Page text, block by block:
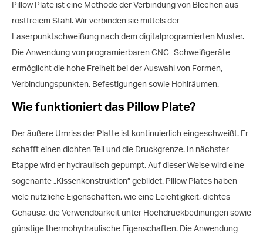
Pillow Plate ist eine Methode der Verbindung von Blechen aus
rostfreiem Stahl. Wir verbinden sie mittels der
Laserpunktschweißung nach dem digitalprogramierten Muster.
Die Anwendung von programierbaren CNC -Schweißgeräte
ermöglicht die hohe Freiheit bei der Auswahl von Formen,
Verbindungspunkten, Befestigungen sowie Hohlräumen.
Wie funktioniert das Pillow Plate?
Der äußere Umriss der Platte ist kontinuierlich eingeschweißt. Er
schafft einen dichten Teil und die Druckgrenze. In nächster
Etappe wird er hydraulisch gepumpt. Auf dieser Weise wird eine
sogenante „Kissenkonstruktion” gebildet. Pillow Plates haben
viele nützliche Eigenschaften, wie eine Leichtigkeit, dichtes
Gehäuse, die Verwendbarkeit unter Hochdruckbedinungen sowie
günstige thermohydraulische Eigenschaften. Die Anwendung